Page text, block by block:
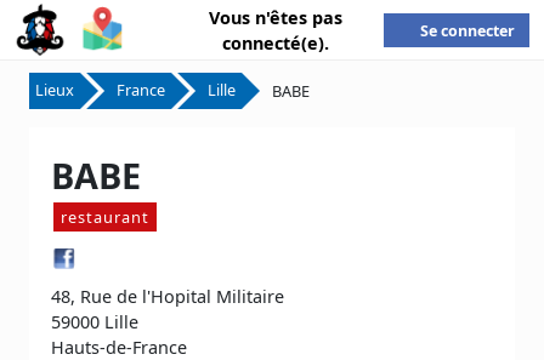
Vous n'êtes pas
connecté(e).
Se connecter
Lieux France Lille BABE
BABE
restaurant
48, Rue de l'Hopital Militaire
59000 Lille
Hauts-de-France